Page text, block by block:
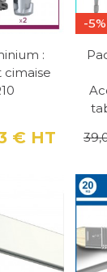
:
€ HT Prix
-5%